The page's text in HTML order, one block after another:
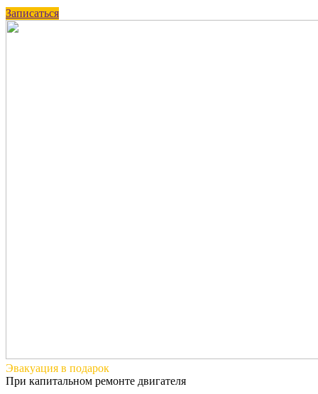
Записаться
Эвакуация в подарок
При капитальном ремонте двигателя